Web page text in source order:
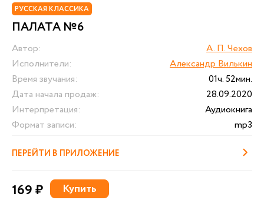
РУССКАЯ КЛАССИКА
ПАЛАТА №6
Автор:
А. П. Чехов
Исполнители:
Александр Вилькин
Время звучания:
01ч. 52мин.
Дата начала продаж:
28.09.2020
Интерпретация:
Аудиокнига
Формат записи:
mp3
ПЕРЕЙТИ В ПРИЛОЖЕНИЕ
169 ₽ Купить